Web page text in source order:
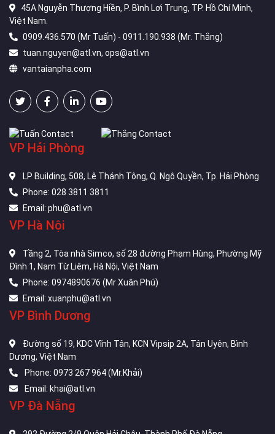
45A Nguyễn Thượng Hiền, P. Bình Lợi Trung, TP. Hồ Chí Minh,
Việt Nam.
0909.436.570 (Mr Tuấn) - 0911.190.938 (Mr. Thắng)
tuan.nguyen@atl.vn, ops@atl.vn
vantaianpha.com
VP Hải Phòng
LP Building, 508, Lê Thánh Tông, Q. Ngô Quyền, Tp. Hải Phòng
Phone: 028 3811 3811
Email: phu@atl.vn
VP Hà Nội
Tầng 2, Tòa nhà Simco, số 28 đường Phạm Hùng, Phường Mỹ
Đình 1, Nam Từ Liêm, Hà Nội, Việt Nam
Phone: 0974890676 (Mr Xuân Phú)
Email: xuanphu@atl.vn
VP Bình Dương
Đường số 19, KDC Vĩnh Tân, KCN Vipsip 2A, Tân Uyên, Bình
Dương, Việt Nam
Phone: 0973 267 964 (Mr.Khải)
Email: khai@atl.vn
VP Đà Nẵng